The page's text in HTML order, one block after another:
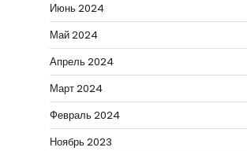
Июнь 2024
Май 2024
Апрель 2024
Март 2024
Февраль 2024
Ноябрь 2023